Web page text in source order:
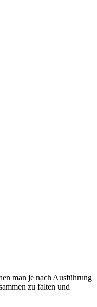
man je nach Ausführung
zu falten und